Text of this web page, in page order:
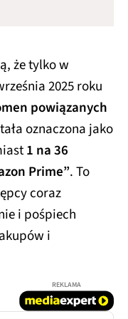
że tylko w
2025 roku
powiązanych
oznaczona jako
1 na 36
Prime”. To
coraz
i pośpiech
i
REKLAMA